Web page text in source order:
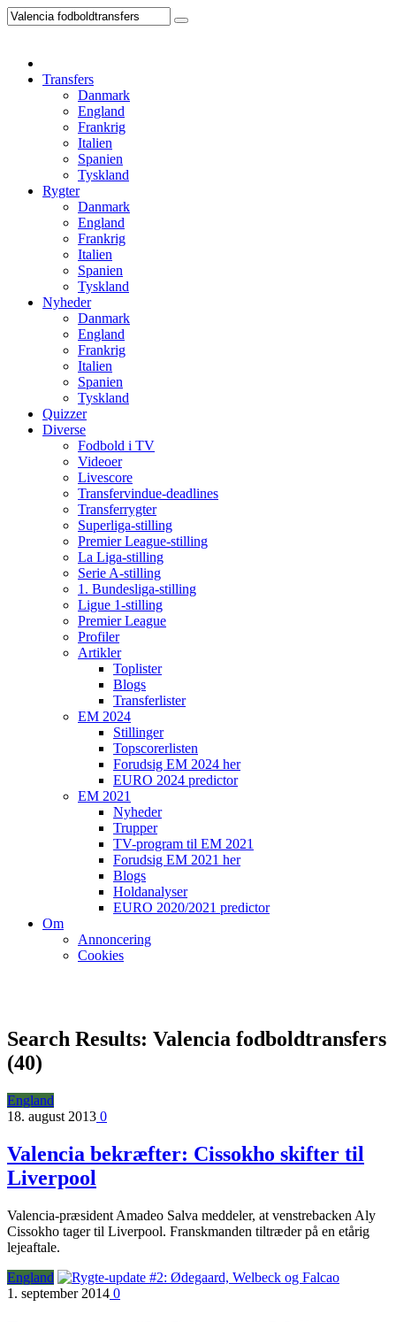
Transfers
Danmark
England
Frankrig
Italien
Spanien
Tyskland
Rygter
Danmark
England
Frankrig
Italien
Spanien
Tyskland
Nyheder
Danmark
England
Frankrig
Italien
Spanien
Tyskland
Quizzer
Diverse
Fodbold i TV
Videoer
Livescore
Transfervindue-deadlines
Transferrygter
Superliga-stilling
Premier League-stilling
La Liga-stilling
Serie A-stilling
1. Bundesliga-stilling
Ligue 1-stilling
Premier League
Profiler
Artikler
Toplister
Blogs
Transferlister
EM 2024
Stillinger
Topscorerlisten
Forudsig EM 2024 her
EURO 2024 predictor
EM 2021
Nyheder
Trupper
TV-program til EM 2021
Forudsig EM 2021 her
Blogs
Holdanalyser
EURO 2020/2021 predictor
Om
Annoncering
Cookies
Search Results: Valencia fodboldtransfers
(40)
England
18. august 2013 0
Valencia bekræfter: Cissokho skifter til
Liverpool
Valencia-præsident Amadeo Salva meddeler, at venstrebacken Aly
Cissokho tager til Liverpool. Franskmanden tiltræder på en etårig
lejeaftale.
England
1. september 2014 0